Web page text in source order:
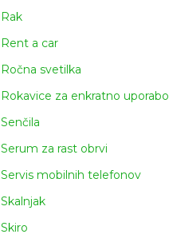
Rak
Rent a car
Ročna svetilka
Rokavice za enkratno uporabo
Senčila
Serum za rast obrvi
Servis mobilnih telefonov
Skalnjak
Skiro